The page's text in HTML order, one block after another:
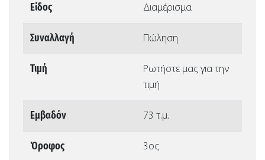
Είδος Διαμέρισμα
Συναλλαγή Πώληση
Τιμή
Ρωτήστε μας για την
τιμή
Εμβαδόν 73 τ.μ.
Όροφος 3ος